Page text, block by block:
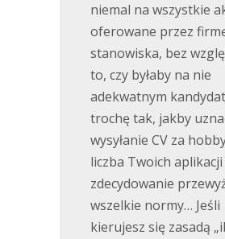
niemal na wszystkie
oferowane przez
stanowiska, bez
to, czy byłaby na nie
adekwatnym
trochę tak, jakby
wysyłanie CV za
liczba Twoich aplikacji
zdecydowanie
wszelkie normy… Jeśli
kierujesz się zasadą